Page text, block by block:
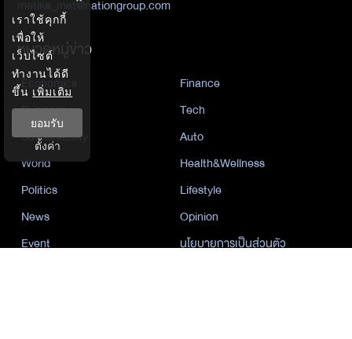
metika_met@nationgroup.com
หมวดหมู่ข่าว
Economics
Finance
Business
Tech
Sustainability
Auto
World
Health&Wellness
Politics
Lifestyle
News
Opinion
Event
นโยบายการเป็นส่วนตัว
เราใช้คุกกี้
เพื่อให้
เว็บไซต์
ทำงานได้ดี
ขึ้น เพิ่มเติม
ยอมรับ
ตั้งค่า